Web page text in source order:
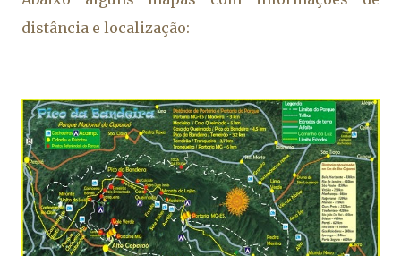
distância e localização: